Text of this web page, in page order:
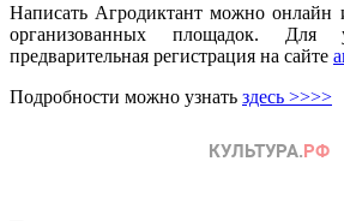
Написать Агродиктант можно онлайн
организованных площадок. Для
предварительная регистрация на сайте
Подробности можно узнать здесь >>>>